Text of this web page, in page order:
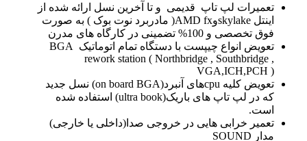
تعمیرات لپ تاپ قدیمی و تا آخرین نسل ارائه شده از
اینتل skylakeوAMD fx( مادربرد نوت بوک ) به صورت
فوق تخصصی و 100% تضمینی در کارگاه های مدرن
تعویض انواع چیپست با دستگاه تمام اتوماتیک BGA
rework station ( Northbridge , Southbridge ,
VGA,ICH,PCH )
تعویض کلیه cpuهای آنبرد(on board BGA) نسل جدید
که در لپ تاپ های باریک(ultra book) استفاده شده
است.
تعمیر خرابی هایی در خروجی صدا(داخلی یا خارجی)
مدار SOUND